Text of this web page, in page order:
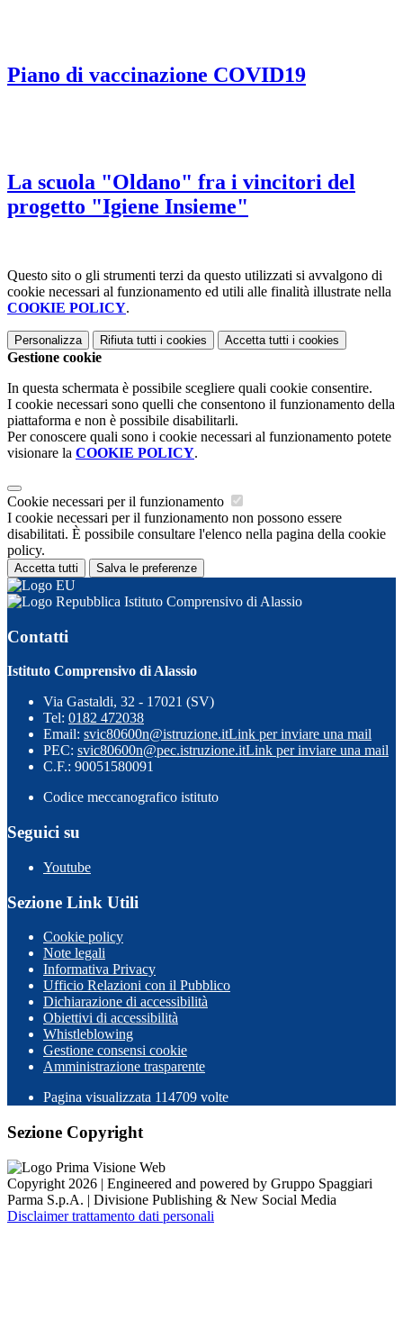
Piano di vaccinazione COVID19
La scuola "Oldano" fra i vincitori del
progetto "Igiene Insieme"
Questo sito o gli strumenti terzi da questo utilizzati si avvalgono di
cookie necessari al funzionamento ed utili alle finalità illustrate nella
COOKIE POLICY.
Personalizza Rifiuta tutti i cookies Accetta tutti i cookies
Gestione cookie
In questa schermata è possibile scegliere quali cookie consentire.
I cookie necessari sono quelli che consentono il funzionamento della
piattaforma e non è possibile disabilitarli.
Per conoscere quali sono i cookie necessari al funzionamento potete
visionare la COOKIE POLICY.
Cookie necessari per il funzionamento
I cookie necessari per il funzionamento non possono essere
disabilitati. È possibile consultare l'elenco nella pagina della cookie
policy.
Accetta tutti Salva le preferenze
Istituto Comprensivo di Alassio
Contatti
Istituto Comprensivo di Alassio
Via Gastaldi, 32 - 17021 (SV)
Tel: 0182 472038
Email: svic80600n@istruzione.itLink per inviare una mail
PEC: svic80600n@pec.istruzione.itLink per inviare una mail
C.F.: 90051580091
Codice meccanografico istituto
Seguici su
Youtube
Sezione Link Utili
Cookie policy
Note legali
Informativa Privacy
Ufficio Relazioni con il Pubblico
Dichiarazione di accessibilità
Obiettivi di accessibilità
Whistleblowing
Gestione consensi cookie
Amministrazione trasparente
Pagina visualizzata 114709 volte
Sezione Copyright
Copyright 2026 | Engineered and powered by Gruppo Spaggiari
Parma S.p.A. | Divisione Publishing & New Social Media
Disclaimer trattamento dati personali